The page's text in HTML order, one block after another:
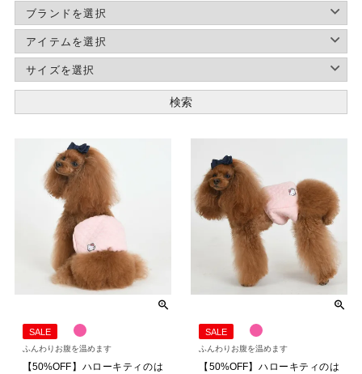
検索
SALE
ふんわりお腹を温めます
【50%OFF】ハローキティのは
SALE
ふんわりお腹を温めます
【50%OFF】ハローキティのは